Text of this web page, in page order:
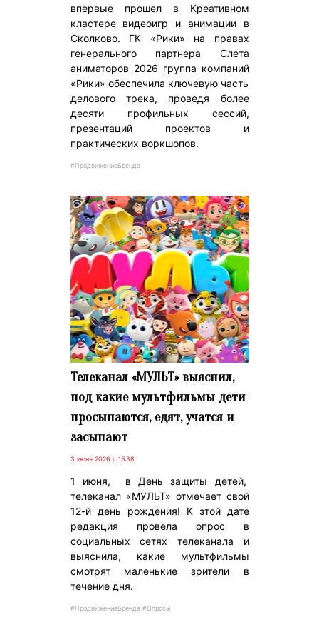
впервые прошел в Креативном
кластере видеоигр и анимации в
Сколково. ГК «Рики» на правах
генерального партнера Слета
аниматоров 2026 группа компаний
«Рики» обеспечила ключевую часть
делового трека, проведя более
десяти профильных сессий,
презентаций проектов и
практических воркшопов.
#ПродвижениеБренда
Телеканал «МУЛЬТ» выяснил,
под какие мультфильмы дети
просыпаются, едят, учатся и
засыпают
3 июня 2026 г. 15:38
1 июня, в День защиты детей,
телеканал «МУЛЬТ» отмечает свой
12-й день рождения! К этой дате
редакция провела опрос в
социальных сетях телеканала и
выяснила, какие мультфильмы
смотрят маленькие зрители в
течение дня.
#ПродвижениеБренда #Опросы